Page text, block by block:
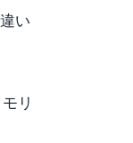
い
リ